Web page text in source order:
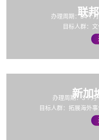
联
办理周期：34个月
目标人群：
新加
办理周期：3个月
目标人群：拓展海外